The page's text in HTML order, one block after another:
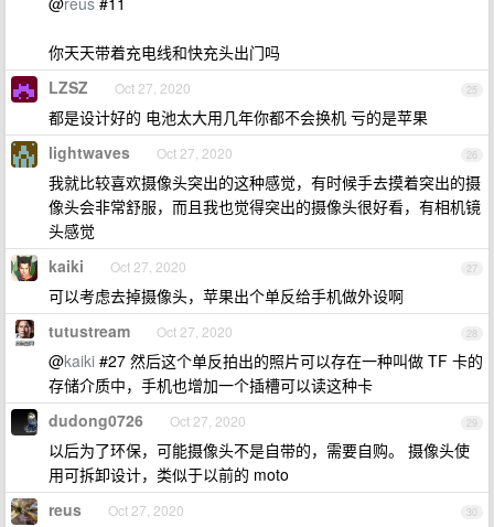
你天天带着充电线和快充头出门吗
25
LZSZ Oct 27, 2020
都是设计好的 电池太大用几年你都不会换机 亏的是苹果
26
lightwaves Oct 27, 2020
我就比较喜欢摄像头突出的这种感觉，有时候手去摸着突出的摄
像头会非常舒服，而且我也觉得突出的摄像头很好看，有相机镜
头感觉
27
kaiki Oct 27, 2020
可以考虑去掉摄像头，苹果出个单反给手机做外设啊
28
tutustream Oct 27, 2020
@kaiki #27 然后这个单反拍出的照片可以存在一种叫做 TF 卡的
存储介质中，手机也增加一个插槽可以读这种卡
29
dudong0726 Oct 27, 2020
以后为了环保，可能摄像头不是自带的，需要自购。 摄像头使
用可拆卸设计，类似于以前的 moto
30
reus Oct 27, 2020